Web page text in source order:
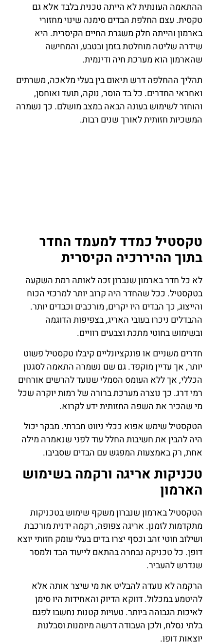
ההתאמה העונתית לא הייתה טכנית בלבד אלא גם
טקסית. עצם החלפת הבדים סימנה שינוי מחזורי
בארמון והייתה חלק משגרת החיים הקיסרית. היא
שידרה שליטה מוחלטת בזמן ובטבע, והמחישה
שהארמון הוא מערכת חיה ודינמית.
תהליך ההחלפה דרש תיאום בין בעלי מלאכה, משרתים
ואחראי החדרים. כל בד הוסר, נוקה, תועד ואוחסן,
והוחזר לשימוש בעונה הבאה במצב מושלם. כך נשמרה
המשכיות חזותית לאורך שנים רבות.
טקסטיל כמדד למעמד החדר
בתוך ההיררכיה הקיסרית
לא כל חדר בארמון שנברון זכה לאותה רמת השקעה
בטקסטיל. ככל שהחדר היה קרוב יותר למרכזי הכוח
והייצוג, כך הבדים היו יקרים, מורכבים וכבדים יותר.
ההבדלים ניכרו בעובי האריג, בצפיפות הדוגמה
ובשימוש בחוטי מתכת וצבעים רוויים.
חדרים משניים או פונקציונליים קיבלו טקסטיל פשוט
יותר, אך עדיין מוקפד. גם שם נשמרה התאמה לסגנון
הכללי, אך ללא העומס הסמלי שנועד להרשים אורחים
רמי דרג. כך נוצרה מערכת ברורה של רמות יוקרה שכל
מי שהכיר את השפה החזותית ידע לקרוא.
הטקסטיל שימש אפוא ככלי ניווט חברתי. מבקר יכול
היה להבין את חשיבות החלל עוד לפני שנאמרה מילה
אחת, רק באמצעות המפגש עם הבדים שסביבו.
טכניקות אריגה ורקמה בשימוש
הארמון
הטקסטיל בארמון שנברון משקף שימוש בטכניקות
מתקדמות לזמנן. אריגה צפופה, רקמה ידנית מורכבת
ושילוב חוטי זהב וכסף יצרו בדים בעלי עומק חזותי יוצא
דופן. כל טכניקה נבחרה בהתאם לייעוד הבד ולמסר
שנדרש להעביר.
הרקמה לא נועדה להבליט את מי שיצר אותה אלא
להיטמע במכלול. דווקא הדיוק והאחידות היו סימן
לאיכות הגבוהה ביותר. טעויות קטנות נחשבו לפגם
בלתי נסלח, ולכן העבודה דרשה מיומנות וסבלנות
יוצאות דופן.